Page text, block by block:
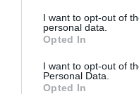
not limited to your visit or
grant or deny consent to
use your data for below
consent section.
I want to opt-out of
personal data.
Opted In
I want to opt-out of
Personal Data.
Opted In